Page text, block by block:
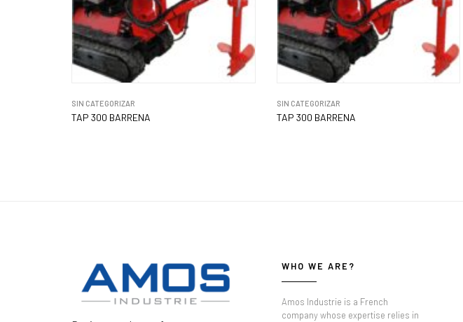
SIN CATEGORIZAR
TAP 300 BARRENA
SIN CATEGORIZAR
TAP 300 BARRENA
WHO WE ARE?
Amos Industrie is a French
company whose expertise relies in